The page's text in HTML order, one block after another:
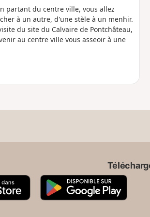
partant du centre ville, vous allez
à un autre, d'une stèle à un menhir.
du site du Calvaire de Pontchâteau,
au centre ville vous asseoir à une
A
p
G
o